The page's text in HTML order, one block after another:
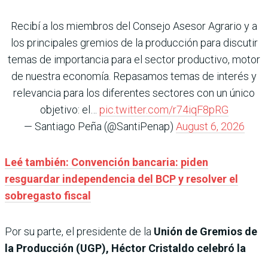
Recibí a los miembros del Consejo Asesor Agrario y a
los principales gremios de la producción para discutir
temas de importancia para el sector productivo, motor
de nuestra economía. Repasamos temas de interés y
relevancia para los diferentes sectores con un único
objetivo: el… pic.twitter.com/r74iqF8pRG
— Santiago Peña (@SantiPenap) August 6, 2026
Leé también: Convención bancaria: piden
resguardar independencia del BCP y resolver el
sobregasto fiscal
Por su parte, el presidente de la Unión de Gremios de
la Producción (UGP), Héctor Cristaldo celebró la